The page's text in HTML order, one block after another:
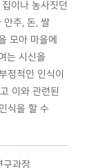
자의 가족과
한 하나의
전날에
에서 가장
을 하는
을 덜어주기
사람들의
. 저희
여에 타셨던